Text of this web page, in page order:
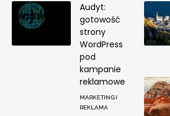
Audyt:
gotowość
strony
WordPress
pod
kampanie
reklamowe
MARKETING I
REKLAMA